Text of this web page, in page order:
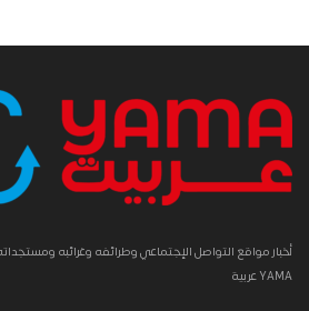
أخبار مواقع التواصل الإجتماعي وطرائفه وغرائبه
YAMA عربية